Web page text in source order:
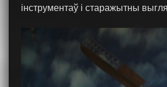
інструментаў і старажытны